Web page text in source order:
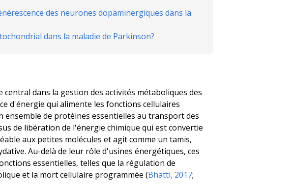
des neurones dopaminergiques dans la
dans la maladie de Parkinson?
dans la gestion des activités métaboliques des
d'énergie qui alimente les fonctions cellulaires
de protéines essentielles au transport des
de libération de l'énergie chimique qui est convertie
aux petites molécules et agit comme un tamis,
Au-delà de leur rôle d'usines énergétiques, ces
essentielles, telles que la régulation de
et la mort cellulaire programmée (Bhatti, 2017;